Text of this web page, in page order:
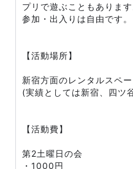
プリで遊ぶこともあります
参加・出入りは自由です。
【活動場所】
新宿方面のレンタルスペ
(実績としては新宿、四ツ
【活動費】
第2土曜日の会
・1000円